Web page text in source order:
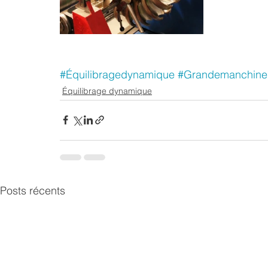
#Équilibragedynamique #Grandemanchine
Équilibrage dynamique
Posts récents